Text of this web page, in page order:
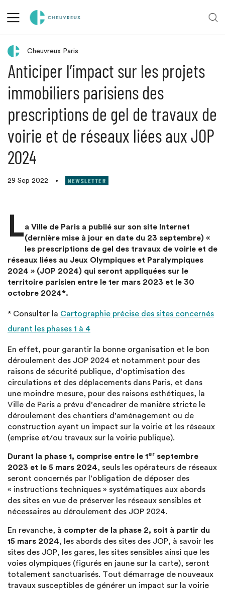
Retour aux actualités
Cheuvreux Paris
Anticiper l’impact sur les projets
immobiliers parisiens des
prescriptions de gel de travaux de
voirie et de réseaux liées aux JOP
2024
29 Sep 2022 • NEWSLETTER
La Ville de Paris a publié sur son site Internet
(dernière mise à jour en date du 23 septembre) «
les prescriptions de gel des travaux de voirie et de
réseaux liées au Jeux Olympiques et Paralympiques
2024 » (JOP 2024) qui seront appliquées sur le
territoire parisien entre le 1er mars 2023 et le 30
octobre 2024*.
* Consulter la Cartographie précise des sites concernés
durant les phases 1 à 4
En effet, pour garantir la bonne organisation et le bon
déroulement des JOP 2024 et notamment pour des
raisons de sécurité publique, d’optimisation des
circulations et des déplacements dans Paris, et dans
une moindre mesure, pour des raisons esthétiques, la
Ville de Paris a prévu d’encadrer de manière stricte le
déroulement des chantiers d’aménagement ou de
construction ayant un impact sur la voirie et les réseaux
(emprise et/ou travaux sur la voirie publique).
Durant la phase 1, comprise entre le 1er septembre
2023 et le 5 mars 2024, seuls les opérateurs de réseaux
seront concernés par l’obligation de déposer des
« instructions techniques » systématiques aux abords
des sites en vue de préserver les réseaux sensibles et
nécessaires au déroulement des JOP 2024.
En revanche, à compter de la phase 2, soit à partir du
15 mars 2024, les abords des sites des JOP, à savoir les
sites des JOP, les gares, les sites sensibles ainsi que les
voies olympiques (figurés en jaune sur la carte), seront
totalement sanctuarisés. Tout démarrage de nouveaux
travaux susceptibles de générer un impact sur la voirie